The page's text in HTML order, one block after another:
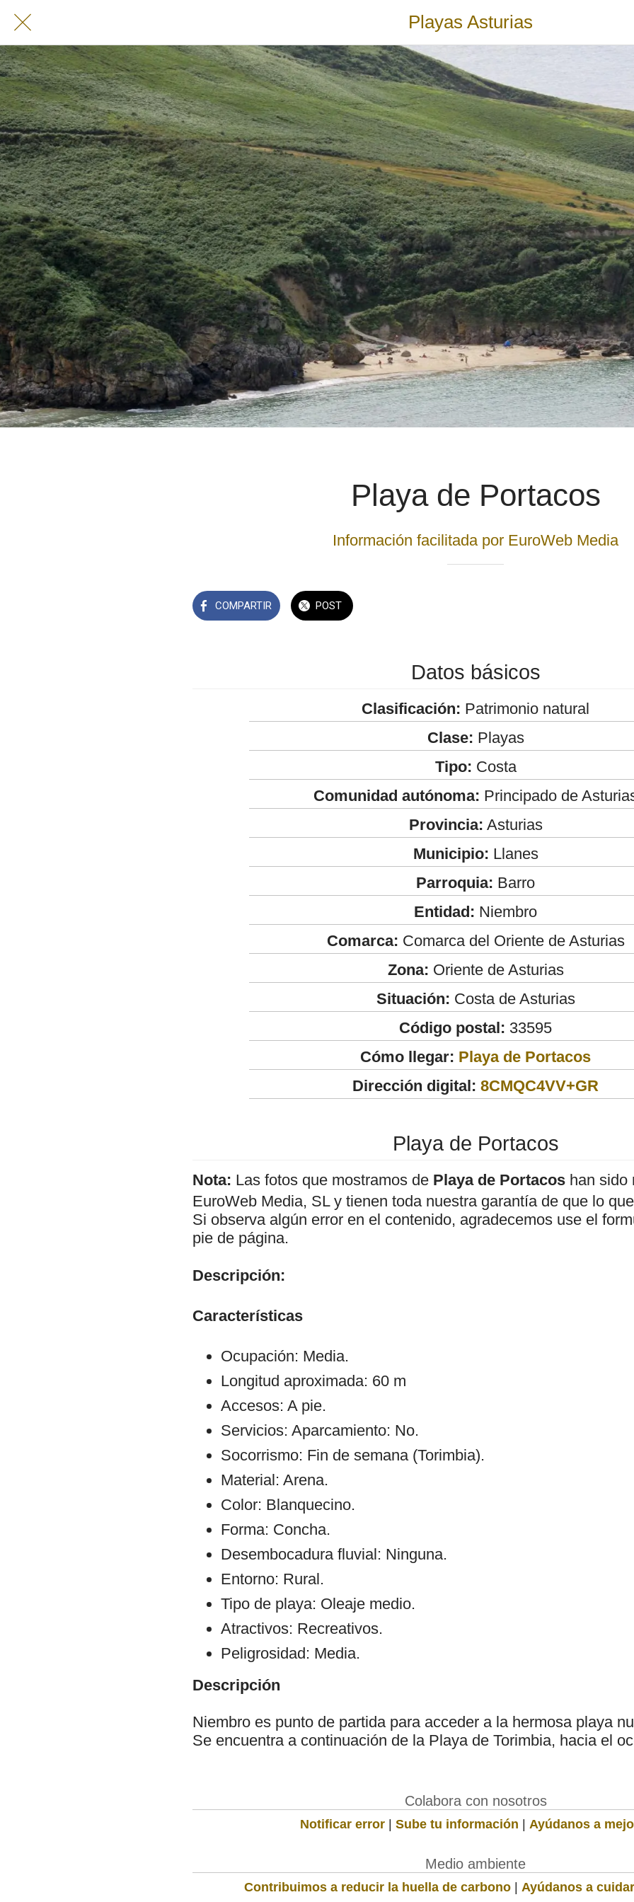
Playas Asturias
Playa de Portacos
Información facilitada por EuroWeb Media
COMPARTIR POST
Datos básicos
Clasificación: Patrimonio natural
Clase: Playas
Tipo: Costa
Comunidad autónoma: Principado de
Provincia: Asturias
Municipio: Llanes
Parroquia: Barro
Entidad: Niembro
Comarca: Comarca del Oriente de Asturias
Zona: Oriente de Asturias
Situación: Costa de Asturias
Código postal: 33595
Cómo llegar: Playa de Portacos
Dirección digital: 8CMQC4VV+GR
Playa de Portacos
Nota: Las fotos que mostramos de Playa de Portacos han sido
EuroWeb Media, SL y tienen toda nuestra garantía de que lo
Si observa algún error en el contenido, agradecemos use el
pie de página.
Descripción:
Características
Ocupación: Media.
Longitud aproximada: 60 m
Accesos: A pie.
Servicios: Aparcamiento: No.
Socorrismo: Fin de semana (Torimbia).
Material: Arena.
Color: Blanquecino.
Forma: Concha.
Desembocadura fluvial: Ninguna.
Entorno: Rural.
Tipo de playa: Oleaje medio.
Atractivos: Recreativos.
Peligrosidad: Media.
Descripción
Niembro es punto de partida para acceder a la hermosa playa
Se encuentra a continuación de la Playa de Torimbia, hacia el
Colabora con nosotros
Notificar error | Sube tu información | Ayúdanos a
Medio ambiente
Contribuimos a reducir la huella de carbono | Ayúdanos a